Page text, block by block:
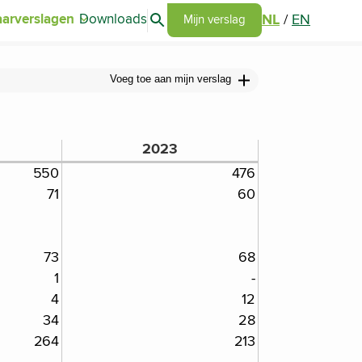
Downloads Search articles
Go to my report page
Mijn verslag NL / EN
Voeg toe aan mijn verslag
2023
550
476
71
60
73
68
1
-
4
12
34
28
264 213